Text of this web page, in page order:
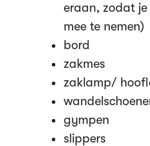
eraan, zodat
mee te nemen)
bord
zakmes
zaklamp/
gympen
slippers